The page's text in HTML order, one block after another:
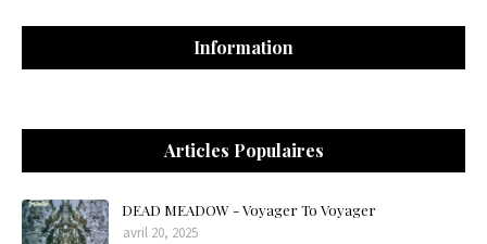
Information
Articles Populaires
DEAD MEADOW - Voyager To Voyager
avril 20, 2025